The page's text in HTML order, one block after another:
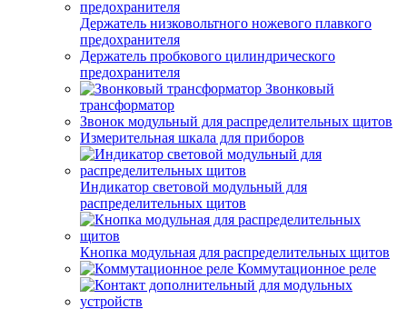
Держатель низковольтного ножевого плавкого
предохранителя
Держатель пробкового цилиндрического
предохранителя
Звонковый
трансформатор
Звонок модульный для распределительных щитов
Измерительная шкала для приборов
Индикатор световой модульный для
распределительных щитов
Кнопка модульная для распределительных щитов
Коммутационное реле